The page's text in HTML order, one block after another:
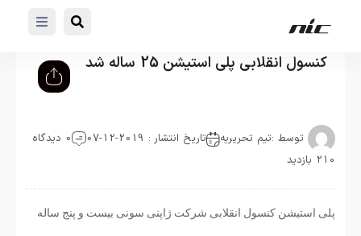
کنسول انقلابی پلی استیشن 25 ساله شد
توسط :تیم تحریریه تاریخ انتشار : 2019-12-07
0 دیدگاه
210 بازدید
پلی استیشن کنسول انقلابی شرکت ژاپنی سونی بیست و پنج ساله